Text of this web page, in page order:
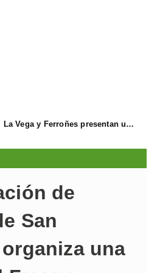
La Vega y Ferroñes presentan una completa programación para sus fiestas
de
San
una